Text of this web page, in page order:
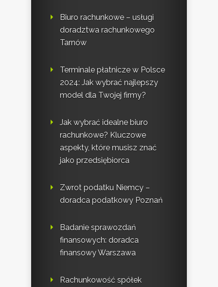
Biuro rachunkowe – usługi
doradztwa rachunkowego
Tarnów
Terminale płatnicze w Polsce
2024: Jak wybrać najlepszy
model dla Twojej firmy?
Jak wybrać idealne biuro
rachunkowe? Kluczowe
aspekty, które musisz znać
jako przedsiębiorca
Zwrot podatku Niemcy –
doradca podatkowy Poznań
Badanie sprawozdań
finansowych: doradca
finansowy Warszawa
Rachunkowość spółek